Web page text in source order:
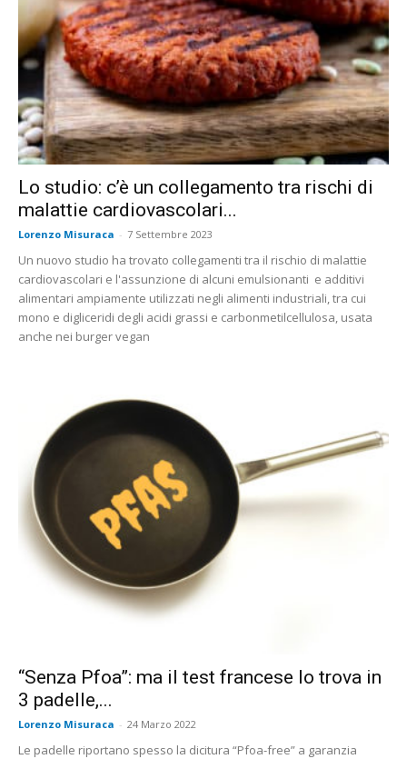
Lo studio: c’è un collegamento tra rischi di
malattie cardiovascolari...
Lorenzo Misuraca - 7 Settembre 2023
Un nuovo studio ha trovato collegamenti tra il rischio di malattie
cardiovascolari e l'assunzione di alcuni emulsionanti e additivi
alimentari ampiamente utilizzati negli alimenti industriali, tra cui
mono e digliceridi degli acidi grassi e carbonmetilcellulosa, usata
anche nei burger vegan
“Senza Pfoa”: ma il test francese lo trova in
3 padelle,...
Lorenzo Misuraca - 24 Marzo 2022
Le padelle riportano spesso la dicitura “Pfoa-free” a garanzia